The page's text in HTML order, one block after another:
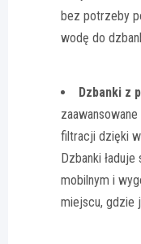
bez potrzeby
wodę do
Dzbanki z
filtracji dzięki
Dzbanki
mobilnym i
miejscu, gdzie